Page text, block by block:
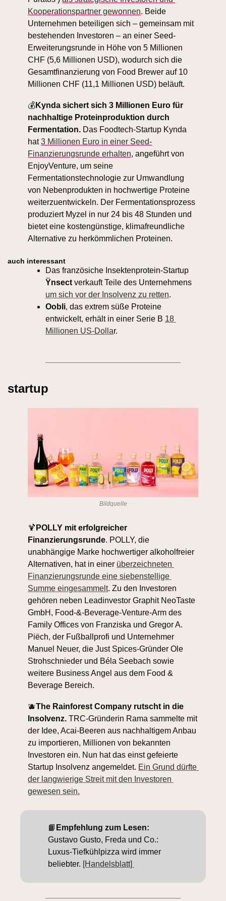
Kooperationspartner gewonnen. Beide
Unternehmen beteiligen sich – gemeinsam mit
bestehenden Investoren – an einer Seed-
Erweiterungsrunde in Höhe von 5 Millionen
CHF (5,6 Millionen USD), wodurch sich die
Gesamtfinanzierung von Food Brewer auf 10
Millionen CHF (11,1 Millionen USD) beläuft.
💰Kynda sichert sich 3 Millionen Euro für
nachhaltige Proteinproduktion durch
Fermentation. Das Foodtech-Startup Kynda
hat 3 Millionen Euro in einer Seed-
Finanzierungsrunde erhalten, angeführt von
EnjoyVenture, um seine
Fermentationstechnologie zur Umwandlung
von Nebenprodukten in hochwertige Proteine
weiterzuentwickeln. Der Fermentationsprozess
produziert Myzel in nur 24 bis 48 Stunden und
bietet eine kostengünstige, klimafreundliche
Alternative zu herkömmlichen Proteinen.
auch interessant
Ÿnsect
um sich vor der Insolvenz zu retten.
Oobli, das extrem süße Proteine
entwickelt, erhält in einer Serie B 18
Millionen US-Dollar.
startup
Bildquelle
🍹 POLLY mit erfolgreicher
Finanzierungsrunde. POLLY, die
unabhängige Marke hochwertiger alkoholfreier
Alternativen, hat in einer überzeichneten
Finanzierungsrunde eine siebenstellige
Summe eingesammelt. Zu den Investoren
gehören neben Leadinvestor Graphit NeoTaste
GmbH, Food-&-Beverage-Venture-Arm des
Family Offices von Franziska und Gregor A.
Piëch, der Fußballprofi und Unternehmer
Manuel Neuer, die Just Spices-Gründer Ole
Strohschnieder und Béla Seebach sowie
weitere Business Angel aus dem Food &
Beverage Bereich.
🫐The Rainforest Company rutscht in die
Insolvenz. TRC-Gründerin Rama sammelte mit
der Idee, Acai-Beeren aus nachhaltigem Anbau
zu importieren, Millionen von bekannten
Investoren ein. Nun hat das einst gefeierte
Startup Insolvenz angemeldet. Ein Grund dürfte
der langwierige Streit mit den Investoren
gewesen sein.
📙
Gustavo Gusto, Freda und Co.:
Luxus-Tiefkühlpizza wird immer
beliebter. [Handelsblatt]